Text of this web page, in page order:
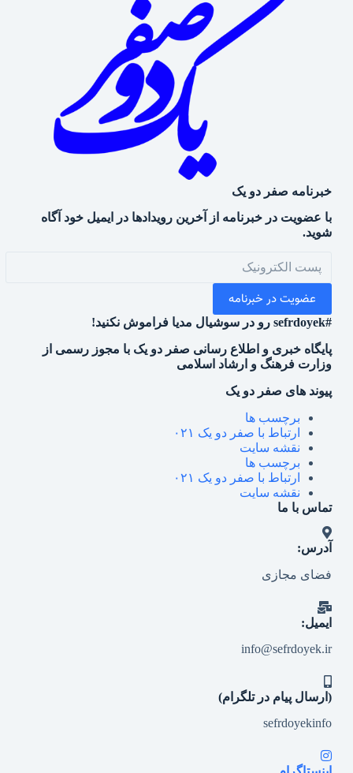
خبرنامه صفر دو یک
با عضویت در خبرنامه از آخرین رویدادها در ایمیل خود آگاه
شوید.
عضویت در خبرنامه
#sefrdoyek رو در سوشیال مدیا فراموش نکنید!
پایگاه خبری و اطلاع رسانی صفر دو یک با مجوز رسمی از
وزارت فرهنگ و ارشاد اسلامی
پیوند های صفر دو یک
برچسب ها
ارتباط با صفر دو یک ۰۲۱
نقشه سایت
برچسب ها
ارتباط با صفر دو یک ۰۲۱
نقشه سایت
تماس با ما
آدرس:
فضای مجازی
ایمیل:
info@sefrdoyek.ir
(ارسال پیام در تلگرام)
sefrdoyekinfo